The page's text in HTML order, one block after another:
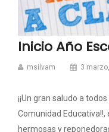
Inicio Año
msilvam 3
¡¡Un gran saludo a
Comunidad
hermosas y